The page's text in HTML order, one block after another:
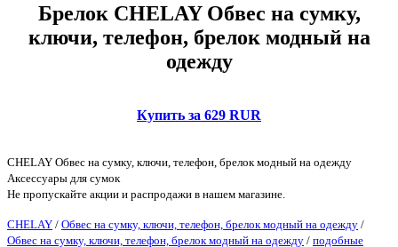
Брелок CHELAY Обвес на сумку,
ключи, телефон, брелок модный на
одежду
Купить за 629 RUR
CHELAY Обвес на сумку, ключи, телефон, брелок модный на одежду
Аксессуары для сумок
Не пропускайте акции и распродажи в нашем магазине.
CHELAY / Обвес на сумку, ключи, телефон, брелок модный на одежду /
Обвес на сумку, ключи, телефон, брелок модный на одежду / подобные